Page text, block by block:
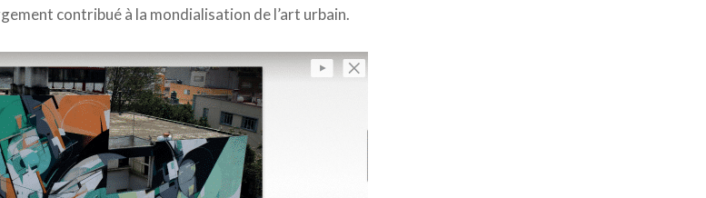
contribué à la mondialisation de l’art urbain.